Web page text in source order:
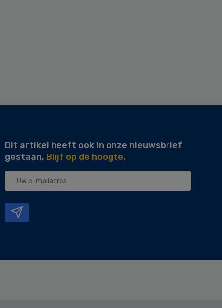
Dit artikel heeft ook in onze nieuwsbrief
gestaan. Blijf op de hoogte.
Uw